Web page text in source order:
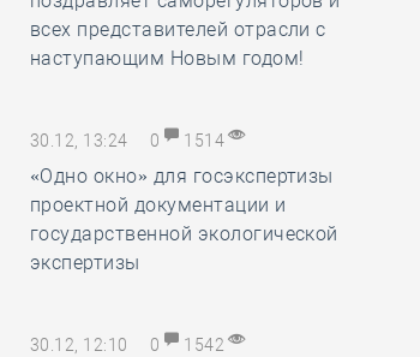
всех представителей отрасли с
наступающим Новым годом!
30.12, 13:24 0 1514
«Одно окно» для госэкспертизы
проектной документации и
государственной экологической
экспертизы
30.12, 12:10 0 1542